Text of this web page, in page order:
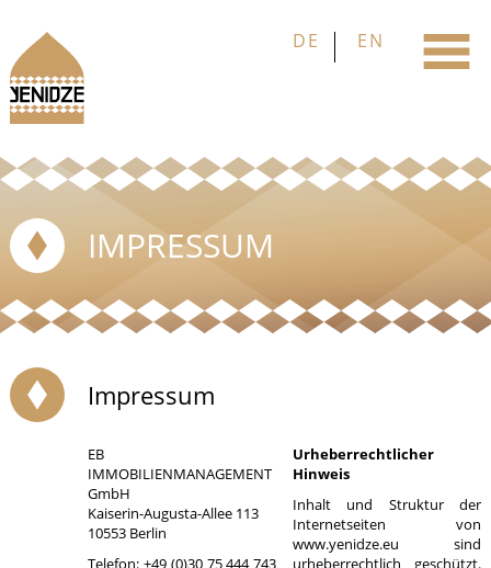
IMPRESSUM
Impressum
EB
IMMOBILIENMANAGEMENT
GmbH
Kaiserin-Augusta-Allee 113
10553 Berlin
Telefon: +49 (0)30 75 444 743
Urheberrechtlicher
Hinweis
Inhalt und Struktur der
Internetseiten von
www.yenidze.eu sind
urheberrechtlich geschützt.